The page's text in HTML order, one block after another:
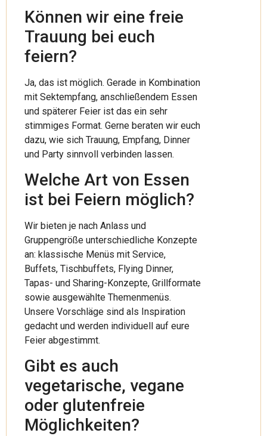
Können wir eine freie
Trauung bei euch
feiern?
Ja, das ist möglich. Gerade in Kombination
mit Sektempfang, anschließendem Essen
und späterer Feier ist das ein sehr
stimmiges Format. Gerne beraten wir euch
dazu, wie sich Trauung, Empfang, Dinner
und Party sinnvoll verbinden lassen.
Welche Art von Essen
ist bei Feiern möglich?
Wir bieten je nach Anlass und
Gruppengröße unterschiedliche Konzepte
an: klassische Menüs mit Service,
Buffets, Tischbuffets, Flying Dinner,
Tapas- und Sharing-Konzepte, Grillformate
sowie ausgewählte Themenmenüs.
Unsere Vorschläge sind als Inspiration
gedacht und werden individuell auf eure
Feier abgestimmt.
Gibt es auch
vegetarische, vegane
oder glutenfreie
Möglichkeiten?